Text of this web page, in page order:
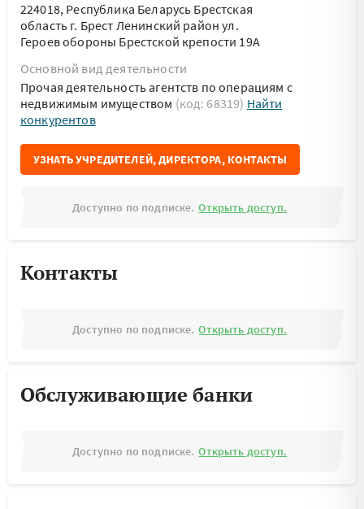
224018, Республика Беларусь Брестская
область г. Брест Ленинский район ул.
Героев обороны Брестской крепости 19А
Основной вид деятельности
Прочая деятельность агентств по операциям с
недвижимым имуществом (код: 68319) Найти
конкурентов
УЗНАТЬ УЧРЕДИТЕЛЕЙ, ДИРЕКТОРА, КОНТАКТЫ
Доступно по подписке. Открыть доступ.
Контакты
Доступно по подписке. Открыть доступ.
Обслуживающие банки
Доступно по подписке. Открыть доступ.